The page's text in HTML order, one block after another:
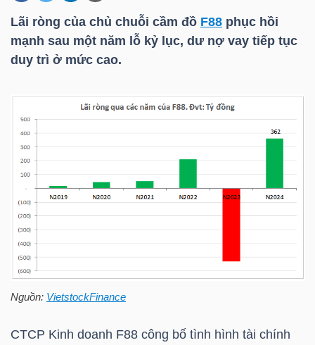
Lãi ròng của chủ chuỗi cầm đồ F88 phục hồi
mạnh sau một năm lỗ kỷ lục, dư nợ vay tiếp tục
duy trì ở mức cao.
Nguồn: VietstockFinance
CTCP Kinh doanh F88 công bố tình hình tài chính
DOANH
NGHIỆP
SẢN
TÀI
CHÍNH
HÀNG